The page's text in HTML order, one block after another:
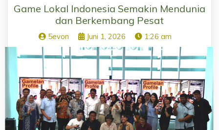
Game Lokal Indonesia Semakin Mendunia
dan Berkembang Pesat
5evon Juni 1, 2026 1:26 am